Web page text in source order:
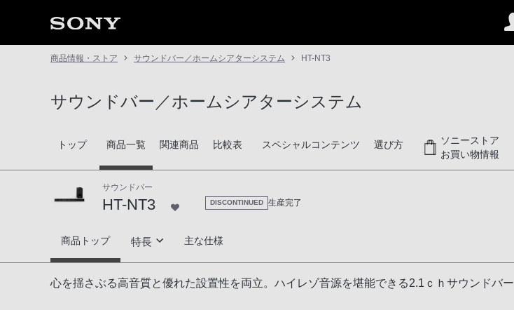
商品情報・ストア サウンドバー／ホームシアターシステム HT-NT3
サウンドバー／ホームシアターシステム
トップ 商品一覧 関連商品 比較表 スペシャルコンテンツ 選び方
ソニーストア
お買い物情報
サウンドバー
HT-NT3 DISCONTINUED 生産完了
HT-NT3
商品トップ 特長
高音質技術
主な仕様
心を揺さぶる高音質と優れた設置性を両立。ハイレゾ音源を堪能できる2.1ｃｈサウンドバー